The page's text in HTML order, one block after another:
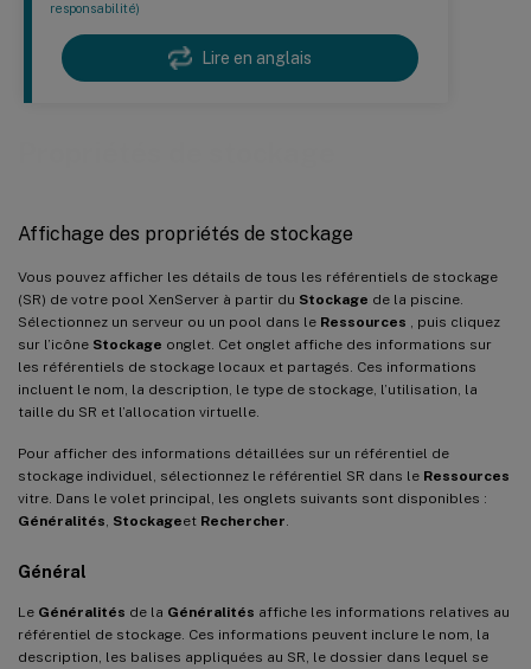
responsabilité)
Lire en anglais
Affichage des propriétés de stockage
Vous pouvez afficher les détails de tous les référentiels de stockage
(SR) de votre pool XenServer à partir du Stockage de la piscine.
Sélectionnez un serveur ou un pool dans le Ressources , puis cliquez
sur l’icône Stockage onglet. Cet onglet affiche des informations sur
les référentiels de stockage locaux et partagés. Ces informations
incluent le nom, la description, le type de stockage, l’utilisation, la
taille du SR et l’allocation virtuelle.
Pour afficher des informations détaillées sur un référentiel de
stockage individuel, sélectionnez le référentiel SR dans le Ressources
vitre. Dans le volet principal, les onglets suivants sont disponibles :
Généralités Stockageet Rechercher
Général
Le Généralités de la Généralités affiche les informations relatives au
référentiel de stockage. Ces informations peuvent inclure le nom, la
description, les balises appliquées au SR, le dossier dans lequel se